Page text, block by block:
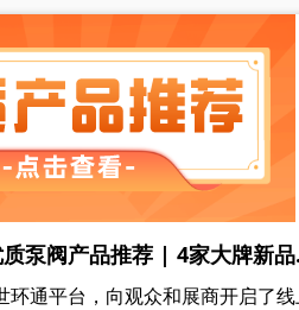
泵阀产品推荐 | 4家大牌新
环通平台，向观众和展商开启了